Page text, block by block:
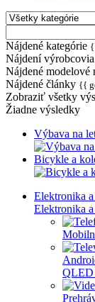
Nájdené kategórie
Nájdení výrobcovia
Nájdené modelové
Nájdené články {{
Zobraziť všetky
Žiadne výsledky
Výbava na
Bicykle a
Elektronika
Elektronika